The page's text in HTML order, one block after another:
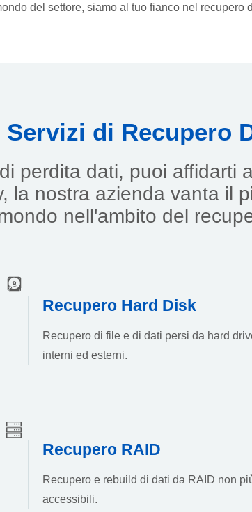
del settore, siamo al tuo fianco nel
Servizi di Recupero
perdita dati, puoi affidarti
la nostra azienda vanta il
nell'ambito del
Recupero Hard Disk
Recupero di file e di dati persi da hard
interni ed esterni.
Recupero RAID
Recupero e rebuild di dati da RAID non
accessibili.